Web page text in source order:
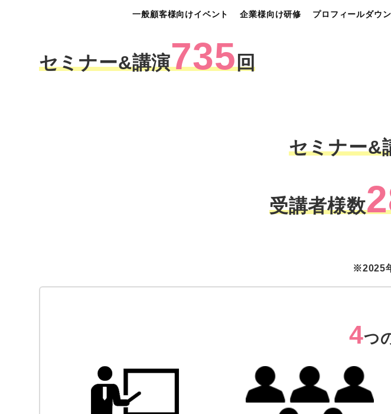
一般顧客様向けイベント 企業様向け研修 プロフィールダウ
セミナー&講演735回
セミナー&
受講者様数
※2025
4つ